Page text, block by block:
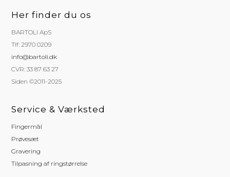
Her finder du os
BARTOLI ApS
Tlf: 2970 0209
info@bartoli.dk
CVR: 33 87 63 27
Siden ©2011-2025
Service & Værksted
Fingermål
Prøvesæt
Gravering
Tilpasning af ringstørrelse